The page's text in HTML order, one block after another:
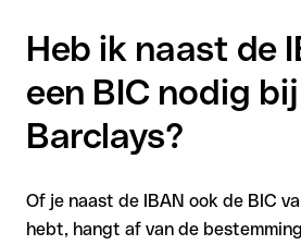
Heb ik naast de
een BIC nodig bij
Barclays?
Of je naast de IBAN ook de BIC
hebt, hangt af van de